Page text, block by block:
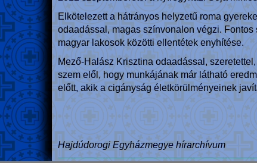
Elkötelezett a hátrányos helyzetű roma
odaadással, magas színvonalon végzi.
magyar lakosok közötti ellentétek enyhítése.
Mező-Halász Krisztina odaadással,
szem elől, hogy munkájának már látható
előtt, akik a cigányság életkörülményeinek
Hajdúdorogi Egyházmegye hírarchívum